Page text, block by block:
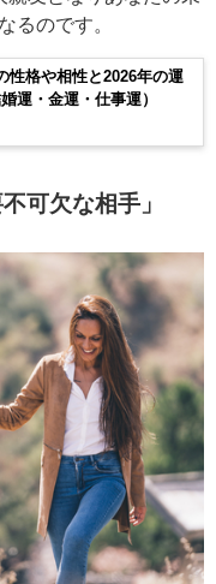
るのです。
性格や相性と2026年の運
運・金運・仕事運）
可欠な相手」